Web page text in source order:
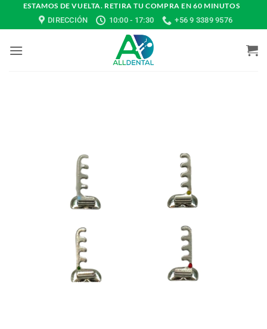
ESTAMOS DE VUELTA. RETIRA TU COMPRA EN 60 MINUTOS
DIRECCIÓN
10:00 - 17:30 +56 9 3389 9576